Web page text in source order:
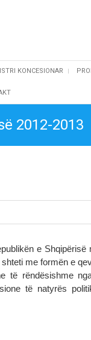
KONCESIONAR
2012-2013
e Shqipërisë
me formën e
të rëndësishme
të natyrës